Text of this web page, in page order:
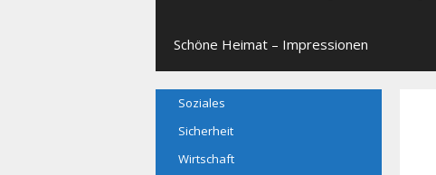
Schöne Heimat – Impressionen
Soziales
Sicherheit
Wirtschaft